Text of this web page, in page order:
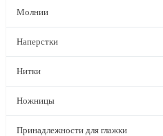
Молнии
Наперстки
Нитки
Ножницы
Принадлежности для глажки